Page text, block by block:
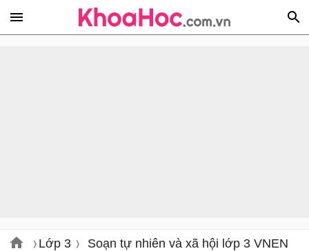
Lớp 3 Soạn tự nhiên và xã hội lớp 3 VNEN